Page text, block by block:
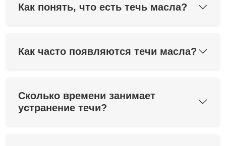
Как понять, что есть течь масла?
Как часто появляются течи масла?
Сколько времени занимает
устранение течи?